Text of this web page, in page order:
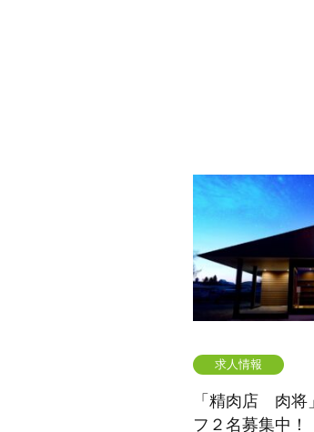
求人情報
「精肉店 肉将
フ２名募集中！